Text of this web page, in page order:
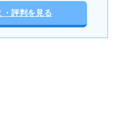
・評判を見る